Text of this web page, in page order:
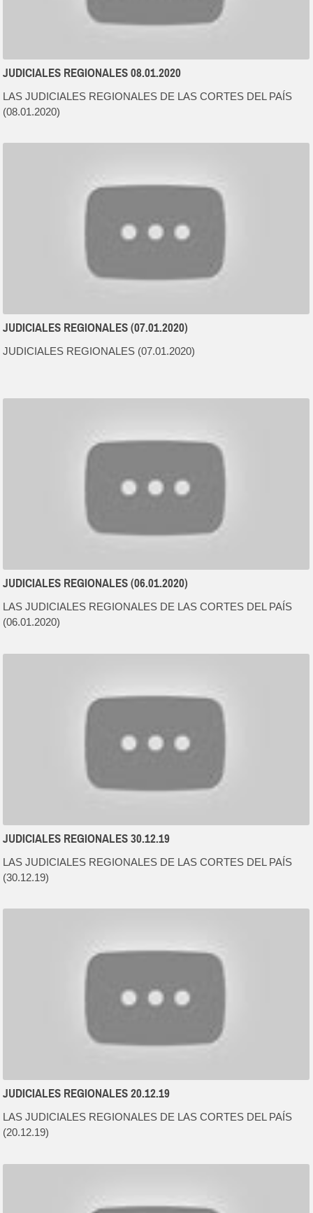
JUDICIALES REGIONALES 08.01.2020
LAS JUDICIALES REGIONALES DE LAS CORTES DEL PAÍS
(08.01.2020)
JUDICIALES REGIONALES (07.01.2020)
JUDICIALES REGIONALES (07.01.2020)
JUDICIALES REGIONALES (06.01.2020)
LAS JUDICIALES REGIONALES DE LAS CORTES DEL PAÍS
(06.01.2020)
JUDICIALES REGIONALES 30.12.19
LAS JUDICIALES REGIONALES DE LAS CORTES DEL PAÍS
(30.12.19)
JUDICIALES REGIONALES 20.12.19
LAS JUDICIALES REGIONALES DE LAS CORTES DEL PAÍS
(20.12.19)